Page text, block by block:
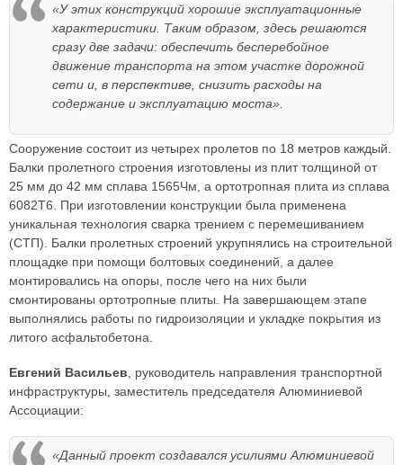
«У этих конструкций хорошие эксплуатационные
характеристики. Таким образом, здесь решаются
сразу две задачи: обеспечить бесперебойное
движение транспорта на этом участке дорожной
сети и, в перспективе, снизить расходы на
содержание и эксплуатацию моста».
Сооружение состоит из четырех пролетов по 18 метров каждый.
Балки пролетного строения изготовлены из плит толщиной от
25 мм до 42 мм сплава 1565Чм, а ортотропная плита из сплава
6082Т6. При изготовлении конструкции была применена
уникальная технология сварка трением с перемешиванием
(СТП). Балки пролетных строений укрупнялись на строительной
площадке при помощи болтовых соединений, а далее
монтировались на опоры, после чего на них были
смонтированы ортотропные плиты. На завершающем этапе
выполнялись работы по гидроизоляции и укладке покрытия из
литого асфальтобетона.
Евгений Васильев , руководитель направления транспортной
инфраструктуры, заместитель председателя Алюминиевой
Ассоциации:
«Данный проект создавался усилиями Алюминиевой